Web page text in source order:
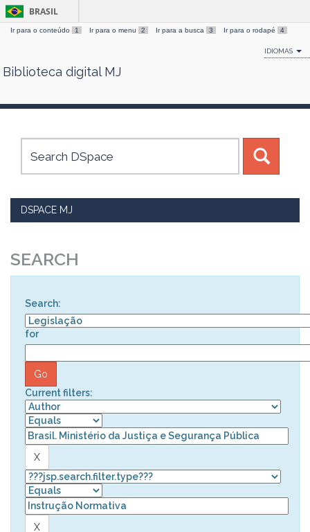
Skip
BRASIL
Ir para o conteúdo 1 Ir para o menu 2 Ir para a busca 3 Ir para o rodapé 4
IDIOMAS
Biblioteca digital MJ
DSPACE MJ
SEARCH
Search:
for
Current filters: